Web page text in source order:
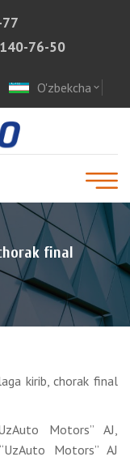
76-50
O'zbekcha expand_more
final
kirib, chorak final
Motors” AJ,
Motors” AJ